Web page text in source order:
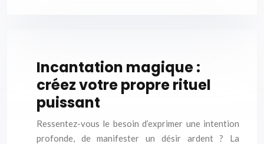
Incantation magique :
créez votre propre rituel
puissant
Ressentez-vous le besoin d’exprimer une intention
profonde, de manifester un désir ardent ? La